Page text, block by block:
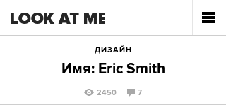
ДИЗАЙН
Имя: Eric Smith
2450 7